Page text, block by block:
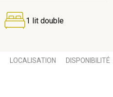
1 lit double
LOCALISATION DISPONIBILITÉ